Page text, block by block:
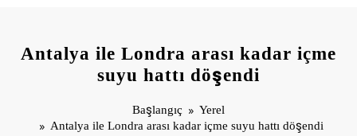
Antalya ile Londra arası kadar içme
suyu hattı döşendi
Başlangıç
Yerel
Antalya ile Londra arası kadar içme suyu hattı döşendi